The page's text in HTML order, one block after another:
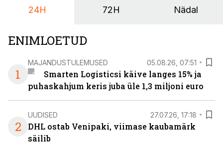
24H 72H Nädal
ENIMLOETUD
1
MAJANDUSTULEMUSED 05.08.26, 07:51
Smarten Logisticsi käive langes 15% ja
puhaskahjum keris juba üle 1,3 miljoni euro
2
UUDISED 27.07.26, 17:18
DHL ostab Venipaki, viimase kaubamärk
säilib